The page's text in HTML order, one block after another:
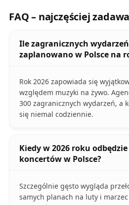
FAQ – najczęściej
Ile zagranicznych
zaplanowano w Polsce na
Rok 2026 zapowiada się
względem muzyki na żywo.
300 zagranicznych wydarzeń, a
się niemal codziennie.
Kiedy w 2026 roku
koncertów w Polsce?
Szczególnie gęsto wygląda
samych planach na luty i